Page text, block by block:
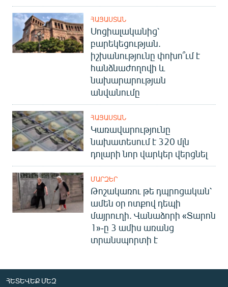
ՀԱՅԱՍՏԱՆ
Սոցիալականից՝
բարեկեցության.
իշխանությունը փոխո՞ւմ է
հանձնաժողովի և
նախարարության
անվանումը
ՀԱՅԱՍՏԱՆ
Կառավարությունը
նախատեսում է 320 մլն
դոլարի նոր վարկեր վերցնել
ՄԱՐԶԵՐ
Թոշակառու թե դպրոցական՝
ամեն օր ոտքով դեպի
մայրուղի. Վանաձորի «Տարոն
1»-ը 3 ամիս առանց
տրանսպորտի է
ՀԵՏԵՎԵՔ ՄԵԶ